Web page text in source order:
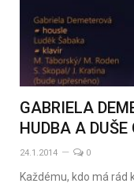
GABRIELA
HUDBA A DUŠE
24.1.2014 0
Každému, kdo má rád